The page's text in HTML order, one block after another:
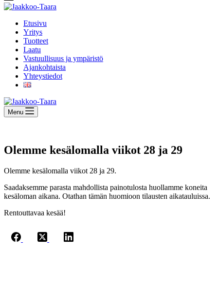
Etusivu
Yritys
Tuotteet
Laatu
Vastuullisuus ja ympäristö
Ajankohtaista
Yhteystiedot
Menu
Olemme kesälomalla viikot 28 ja 29
Olemme kesälomalla viikot 28 ja 29.
Saadaksemme parasta mahdollista painotulosta huollamme koneita
kesäloman aikana. Otathan tämän huomioon tilausten aikatauluissa.
Rentouttavaa kesää!